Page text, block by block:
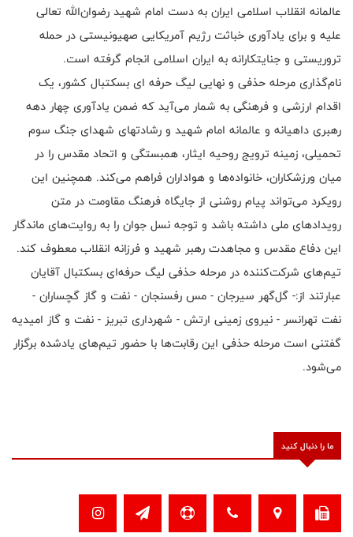
عالمانه انقلاب اسلامی ایران به دست امام شهید رضوان‌الله تعالی
علیه و برای یادآوری خباثت رژیم آمریکایی صهیونیستی در حمله
تروریستی و جنایتکارانه به ایران اسلامی انجام گرفته است.
نام‌گذاری مرحله حذفی و نهایی لیگ حرفه ای بسکتبال کشور، یک
اقدام ارزشی و فرهنگی به شمار می‌آید که ضمن یادآوری چهار دهه
رهبری داهیانه و عالمانه امام شهید و رشادتهای شهدای جنگ سوم
تحمیلی، زمینه ترویج روحیه ایثار، همبستگی و اتحاد مقدس را در
میان ورزشکاران، خانواده‌ها و هواداران فراهم می‌کند. همچنین این
رویکرد می‌تواند پیام روشنی از جایگاه فرهنگ مقاومت در متن
رویدادهای ملی داشته باشد و توجه نسل جوان را به روایت‌های ماندگار
این دفاع مقدس و مجاهدت رهبر شهید و فرزانه انقلاب معطوف کند.
تیم‌های شرکت‌کننده در مرحله حذفی لیگ حرفه‌ای بسکتبال آقایان
عبارتند از:- گل‌گهر سیرجان - مس رفسنجان - نفت و گاز گچساران -
نفت تهرانسر - نیروی زمینی ارتش - شهرداری تبریز - نفت و گاز امیدیه
گفتنی است مرحله حذفی این رقابت‌ها با حضور تیم‌های یادشده برگزار
می‌شود.
ما را دنبال کنید